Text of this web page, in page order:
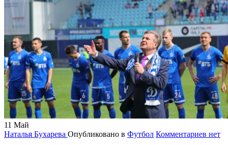
11 Май
Наталья Бухарева Опубликовано в Футбол Комментариев нет